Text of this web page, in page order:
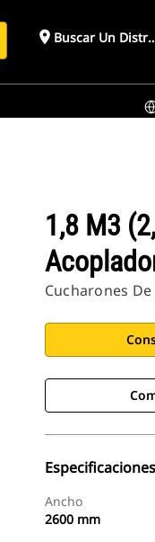
place Buscar Un
1,8 M3
Cucharones
Ancho
2600 mm